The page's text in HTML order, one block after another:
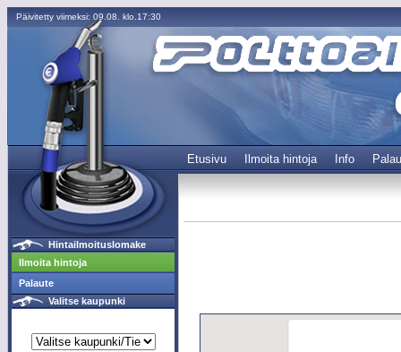
Päivitetty viimeksi: 09.08. klo.17:30
Etusivu Ilmoita hintoja Info
Hintailmoituslomake
Ilmoita hintoja
Palaute
Valitse kaupunki